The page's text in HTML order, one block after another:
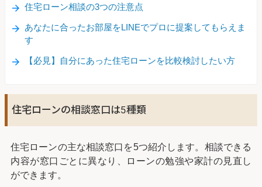
住宅ローン相談の3つの注意点
あなたに合ったお部屋をLINEでプロに提案してもらえま
す
【必見】自分にあった住宅ローンを比較検討したい方
住宅ローンの相談窓口は5種類
住宅ローンの主な相談窓口を5つ紹介します。相談できる
内容が窓口ごとに異なり、ローンの勉強や家計の見直し
ができます。